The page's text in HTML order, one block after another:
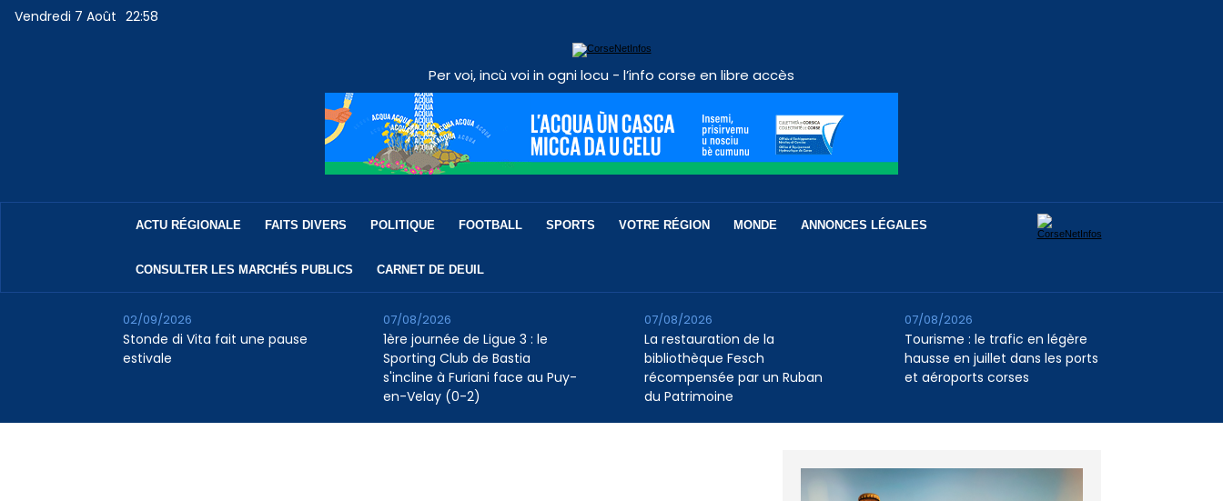
Vendredi 7 Août 22:58
Per voi, incù voi in ogni locu - l’info corse en libre accès
ACTU RÉGIONALE FAITS DIVERS POLITIQUE FOOTBALL SPORTS VOTRE RÉGION MONDE ANNONCES LÉGALES
CONSULTER LES MARCHÉS PUBLICS CARNET DE DEUIL
Stonde di Vita fait une pause
estivale
02/09/2026
1ère journée de Ligue 3 : le
Sporting Club de Bastia
s'incline à Furiani face au Puy-
en-Velay (0-2)
07/08/2026
La restauration de la
bibliothèque Fesch
récompensée par un Ruban
du Patrimoine
07/08/2026
Tourisme : le trafic en légère
hausse en juillet dans les ports
et aéroports corses
07/08/2026